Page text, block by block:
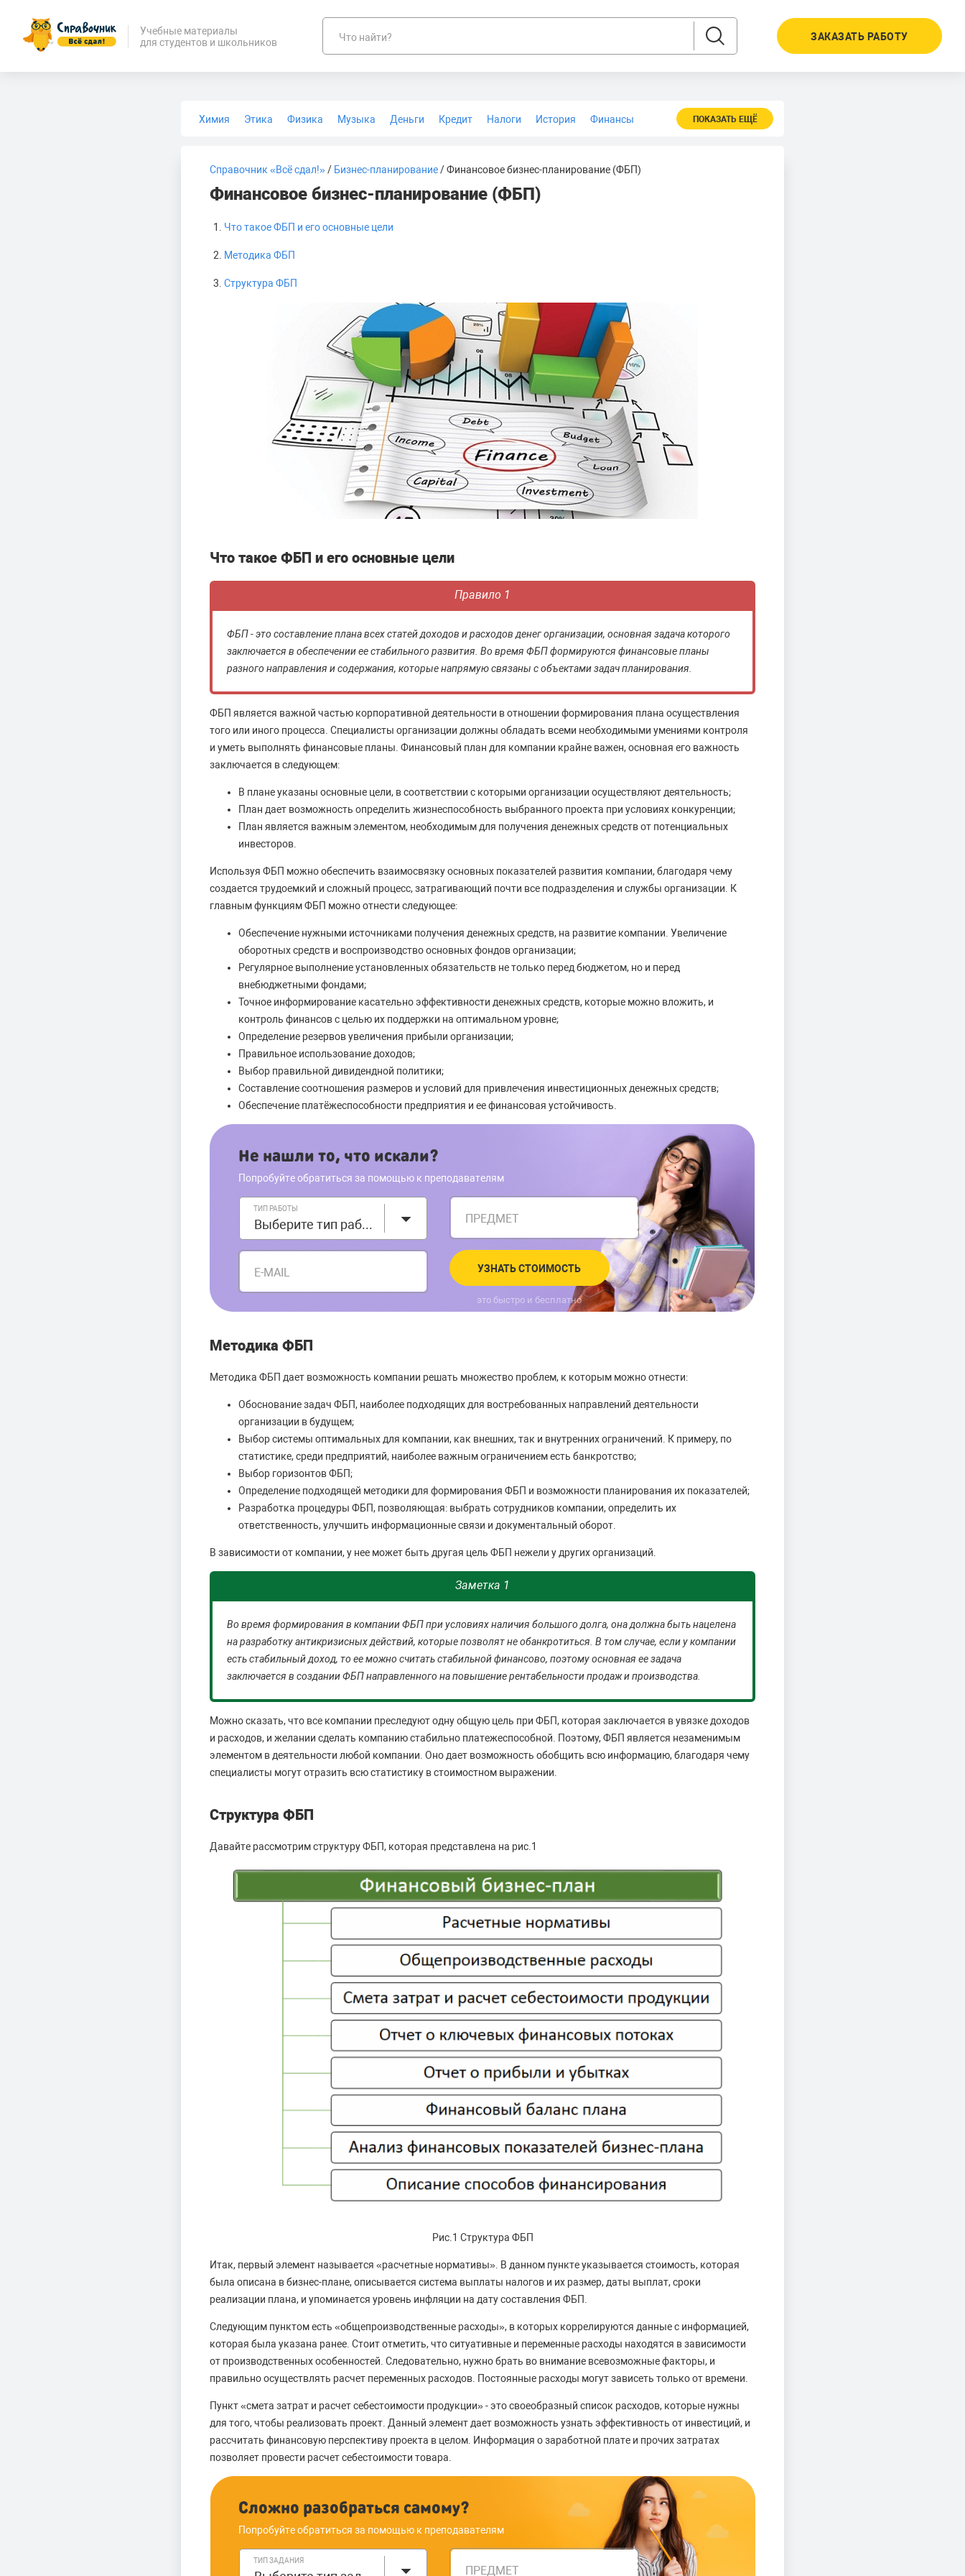
Учебные материалы
для студентов и школьников
Что найти? ЗАКАЗАТЬ РАБОТУ
Химия Этика Физика Музыка Деньги Кредит Налоги История
Финансы
ПОКАЗАТЬ ЕЩЁ
Справочник «Всё сдал!»/ Бизнес-планирование/ Финансовое бизнес-планирование (ФБП)
Финансовое бизнес-планирование (ФБП)
Что такое ФБП и его основные цели
Методика ФБП
Структура ФБП
Что такое ФБП и его основные цели
Правило 1
ФБП - это составление плана всех статей доходов и расходов денег организации, основная задача которого
заключается в обеспечении ее стабильного развития. Во время ФБП формируются финансовые планы
разного направления и содержания, которые напрямую связаны с объектами задач планирования.
ФБП является важной частью корпоративной деятельности в отношении формирования плана осуществления
того или иного процесса. Специалисты организации должны обладать всеми необходимыми умениями контроля
и уметь выполнять финансовые планы. Финансовый план для компании крайне важен, основная его важность
заключается в следующем:
В плане указаны основные цели, в соответствии с которыми организации осуществляют деятельность;
План дает возможность определить жизнеспособность выбранного проекта при условиях конкуренции;
План является важным элементом, необходимым для получения денежных средств от потенциальных
инвесторов.
Используя ФБП можно обеспечить взаимосвязку основных показателей развития компании, благодаря чему
создается трудоемкий и сложный процесс, затрагивающий почти все подразделения и службы организации. К
главным функциям ФБП можно отнести следующее:
Обеспечение нужными источниками получения денежных средств, на развитие компании. Увеличение
оборотных средств и воспроизводство основных фондов организации;
Регулярное выполнение установленных обязательств не только перед бюджетом, но и перед
внебюджетными фондами;
Точное информирование касательно эффективности денежных средств, которые можно вложить, и
контроль финансов с целью их поддержки на оптимальном уровне;
Определение резервов увеличения прибыли организации;
Правильное использование доходов;
Выбор правильной дивидендной политики;
Составление соотношения размеров и условий для привлечения инвестиционных денежных средств;
Обеспечение платёжеспособности предприятия и ее финансовая устойчивость.
Не нашли то, что искали?
Попробуйте обратиться за помощью к преподавателям
ТИП РАБОТЫ
Выберите тип работы ПРЕДМЕТ
E-MAIL УЗНАТЬ СТОИМОСТЬ
это быстро и бесплатно
Методика ФБП
Методика ФБП дает возможность компании решать множество проблем, к которым можно отнести:
Обоснование задач ФБП, наиболее подходящих для востребованных направлений деятельности
организации в будущем;
Выбор системы оптимальных для компании, как внешних, так и внутренних ограничений. К примеру, по
статистике, среди предприятий, наиболее важным ограничением есть банкротство;
Выбор горизонтов ФБП;
Определение подходящей методики для формирования ФБП и возможности планирования их показателей;
Разработка процедуры ФБП, позволяющая: выбрать сотрудников компании, определить их
ответственность, улучшить информационные связи и документальный оборот.
В зависимости от компании, у нее может быть другая цель ФБП нежели у других организаций.
Заметка 1
Во время формирования в компании ФБП при условиях наличия большого долга, она должна быть нацелена
на разработку антикризисных действий, которые позволят не обанкротиться. В том случае, если у компании
есть стабильный доход, то ее можно считать стабильной финансово, поэтому основная ее задача
заключается в создании ФБП направленного на повышение рентабельности продаж и производства.
Можно сказать, что все компании преследуют одну общую цель при ФБП, которая заключается в увязке доходов
и расходов, и желании сделать компанию стабильно платежеспособной. Поэтому, ФБП является незаменимым
элементом в деятельности любой компании. Оно дает возможность обобщить всю информацию, благодаря чему
специалисты могут отразить всю статистику в стоимостном выражении.
Структура ФБП
Давайте рассмотрим структуру ФБП, которая представлена на рис.1
Рис.1 Структура ФБП
Итак, первый элемент называется «расчетные нормативы». В данном пункте указывается стоимость, которая
была описана в бизнес-плане, описывается система выплаты налогов и их размер, даты выплат, сроки
реализации плана, и упоминается уровень инфляции на дату составления ФБП.
Следующим пунктом есть «общепроизводственные расходы», в которых коррелируются данные с информацией,
которая была указана ранее. Стоит отметить, что ситуативные и переменные расходы находятся в зависимости
от производственных особенностей. Следовательно, нужно брать во внимание всевозможные факторы, и
правильно осуществлять расчет переменных расходов. Постоянные расходы могут зависеть только от времени.
Пункт «смета затрат и расчет себестоимости продукции» - это своеобразный список расходов, которые нужны
для того, чтобы реализовать проект. Данный элемент дает возможность узнать эффективность от инвестиций, и
рассчитать финансовую перспективу проекта в целом. Информация о заработной плате и прочих затратах
позволяет провести расчет себестоимости товара.
Сложно разобраться самому?
Попробуйте обратиться за помощью к преподавателям
ТИП ЗАДАНИЯ
ПРЕДМЕТ